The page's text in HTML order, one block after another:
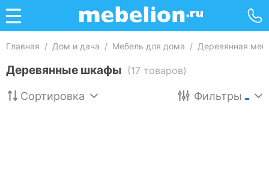
Главная / Дом и дача / Мебель для дома / Деревянная
Деревянные шкафы (17 товаров)
Сортировка Фильтры